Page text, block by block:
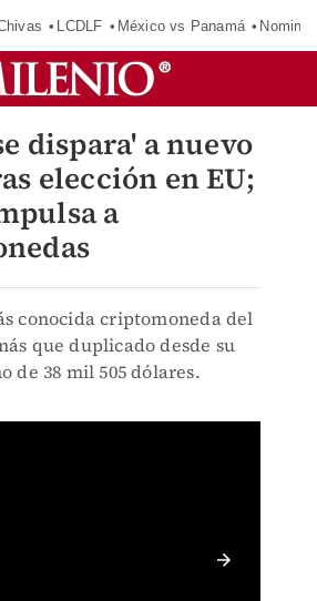
LCDLF México vs Panamá
dispara' a nuevo
elección en EU;
a
conocida criptomoneda del
que duplicado desde su
de 38 mil 505 dólares.